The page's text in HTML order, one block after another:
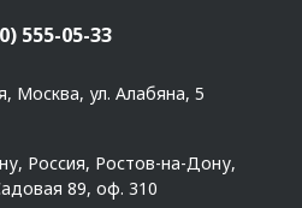
555-05-33
Москва, ул. Алабяна, 5
Россия, Ростов-на-Дону,
89, оф. 310